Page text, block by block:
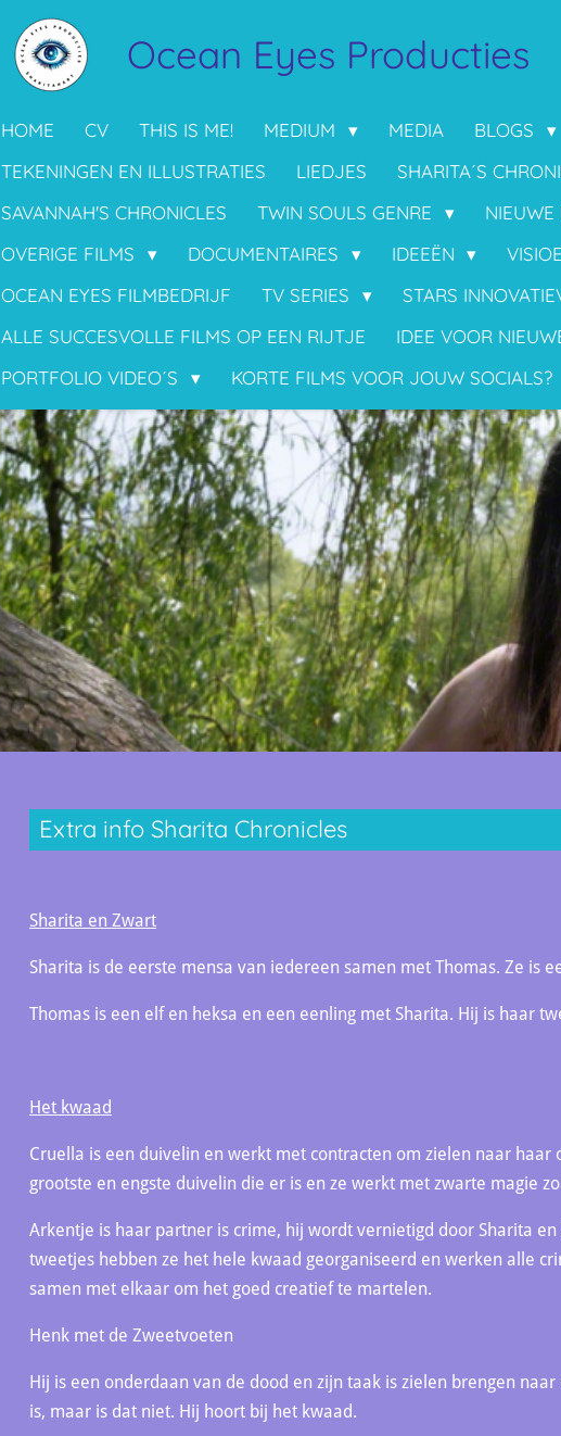
Ocean Eyes Producties
HOME CV THIS IS ME! MEDIUM MEDIA BLOGS
TEKENINGEN EN ILLUSTRATIES
LIEDJES
SHARITA´S
SAVANNAH'S CHRONICLES
TWIN SOULS GENRE
NIEUWE
OVERIGE FILMS
DOCUMENTAIRES IDEEËN
OCEAN EYES FILMBEDRIJF
TV SERIES
STARS
ALLE SUCCESVOLLE FILMS OP EEN RIJTJE
IDEE VOOR
PORTFOLIO VIDEO´S
KORTE FILMS VOOR JOUW SOCIALS?
Extra info Sharita Chronicles
Sharita en Zwart
Sharita is de eerste mensa van iedereen samen met Thomas. Ze is
Thomas is een elf en heksa en een eenling met Sharita. Hij is haar
Het kwaad
Cruella is een duivelin en werkt met contracten om zielen naar haar
grootste en engste duivelin die er is en ze werkt met zwarte magie
Arkentje is haar partner is crime, hij wordt vernietigd door Sharita
tweetjes hebben ze het hele kwaad georganiseerd en werken alle
samen met elkaar om het goed creatief te martelen.
Henk met de Zweetvoeten
Hij is een onderdaan van de dood en zijn taak is zielen brengen
is, maar is dat niet. Hij hoort bij het kwaad.